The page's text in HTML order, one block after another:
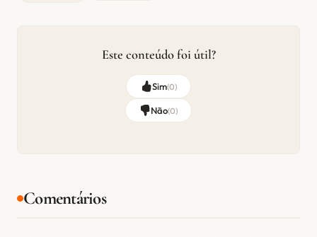
Este conteúdo foi útil?
Sim(0)
Não(0)
Comentários